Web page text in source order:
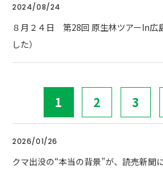
2024/08/24
８月２４日 第28回 原生林ツアーIn広島
した）
1 2 3
2026/01/26
クマ出没の“本当の背景”が、読売新聞